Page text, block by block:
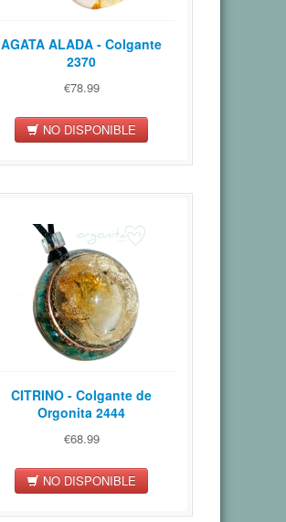
AGATA ALADA - Colgante
2370
€78.99
NO DISPONIBLE
CITRINO - Colgante de
Orgonita 2444
€68.99
NO DISPONIBLE